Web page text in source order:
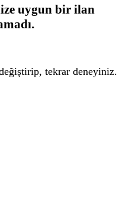
uygun bir ilan
tekrar deneyiniz.